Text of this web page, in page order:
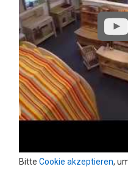
Bitte Cookie akzeptieren,